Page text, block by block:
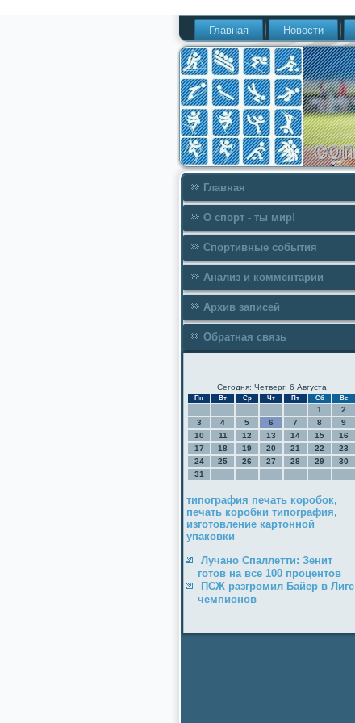
Главная Новости
Главная
О спорт - ты мир!
Спортивные события
Анализ и комментарии
Архив записей
Обратная связь
Сегодня: Четверг, 6 Августа
Пн Вт Ср Чт Пт Сб Вс
1
2
3
4 5 6 7 8
9
10
11 12 13 14 15
16
17
18 19 20 21 22
23
24
25 26 27 28 29
30
31
типография печать коробок,
печать коробки типография,
изготовление картонной
упаковки
Лучано Спаллетти: Зенит
готов на все 100 процентов
ПСЖ разгромил Байер в Лиге
чемпионов